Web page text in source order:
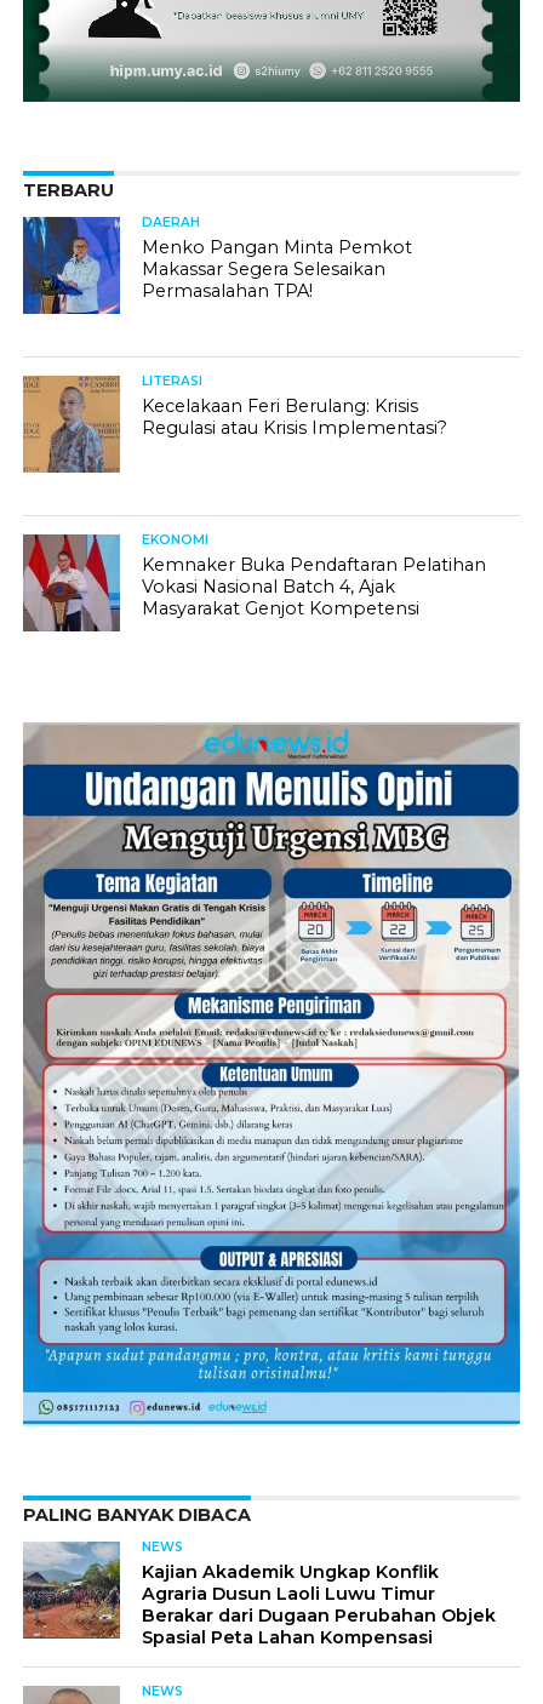
TERBARU
DAERAH
Menko Pangan Minta Pemkot
Makassar Segera Selesaikan
Permasalahan TPA!
LITERASI
Kecelakaan Feri Berulang: Krisis
Regulasi atau Krisis Implementasi?
EKONOMI
Kemnaker Buka Pendaftaran Pelatihan
Vokasi Nasional Batch 4, Ajak
Masyarakat Genjot Kompetensi
PALING BANYAK DIBACA
NEWS
Kajian Akademik Ungkap Konflik
Agraria Dusun Laoli Luwu Timur
Berakar dari Dugaan Perubahan Objek
Spasial Peta Lahan Kompensasi
NEWS